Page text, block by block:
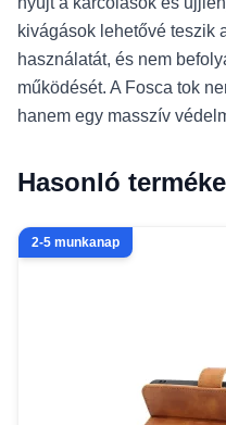
kivágások lehetővé teszik
használatát, és nem
működését. A Fosca tok
hanem egy masszív
Hasonló
2-5 munkanap